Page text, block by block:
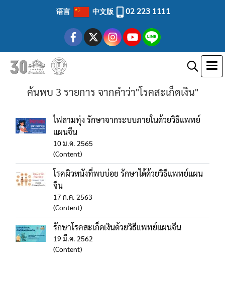
语言 中文版 02 223 1111
ค้นพบ 3 รายการ จากคำว่า"โรคสะเก็ดเงิน"
ไฟลามทุ่ง รักษาจากระบบภายในด้วยวิธีแพทย์
แผนจีน
10 ม.ค. 2565
(Content)
โรคผิวหนังที่พบบ่อย รักษาได้ด้วยวิธีแพทย์แผน
จีน
17 ก.ค. 2563
(Content)
รักษาโรคสะเก็ดเงินด้วยวิธีแพทย์แผนจีน
19 มี.ค. 2562
(Content)